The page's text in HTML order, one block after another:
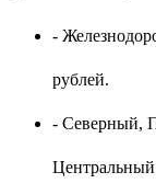
-
рублей.
- Северный,